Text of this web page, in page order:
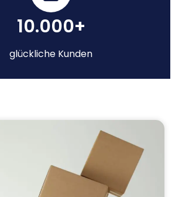
10.000+
glückliche Kunden